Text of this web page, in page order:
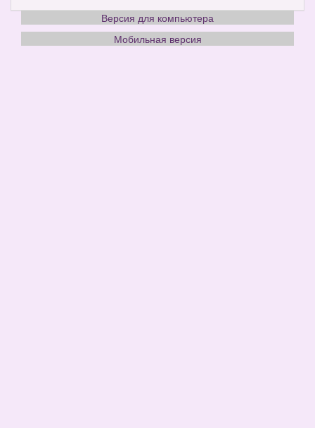
Версия для компьютера
Мобильная версия